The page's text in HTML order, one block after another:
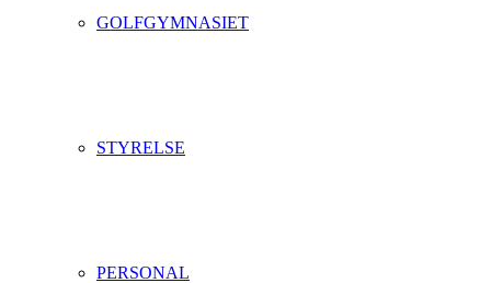
GOLFGYMNASIET
STYRELSE
PERSONAL